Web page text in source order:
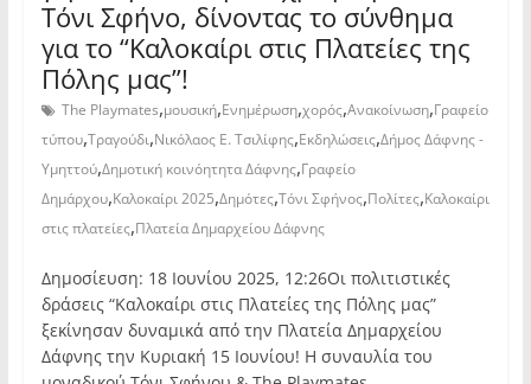
Τόνι Σφήνο, δίνοντας το σύνθημα
για το “Καλοκαίρι στις Πλατείες της
Πόλης μας”!
The Playmates,μουσική,Ενημέρωση,χορός,Ανακοίνωση,Γραφείο
τύπου,Τραγούδι,Νικόλαος Ε. Τσιλίφης,Εκδηλώσεις,Δήμος Δάφνης -
Υμηττού,Δημοτική κοινόητητα Δάφνης,Γραφείο
Δημάρχου,Καλοκαίρι 2025,Δημότες,Τόνι Σφήνος,Πολίτες,Καλοκαίρι
στις πλατείες,Πλατεία Δημαρχείου Δάφνης
Δημοσίευση: 18 Ιουνίου 2025, 12:26Οι πολιτιστικές
δράσεις “Καλοκαίρι στις Πλατείες της Πόλης μας”
ξεκίνησαν δυναμικά από την Πλατεία Δημαρχείου
Δάφνης την Κυριακή 15 Ιουνίου! Η συναυλία του